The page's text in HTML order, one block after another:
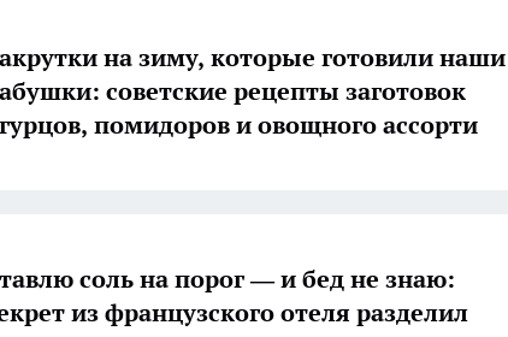
на зиму, которые готовили наши
советские рецепты заготовок
помидоров и овощного ассорти
соль на порог — и бед не знаю:
из французского отеля разделил